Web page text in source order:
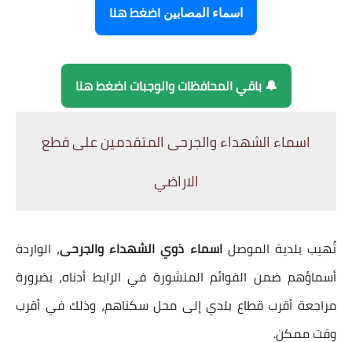
اسماء المصابين اضغط هنا
🔔 باقي المحافظات والوجبات اضغط هنا
اسماء الشهداء والجرحى المتقدمين على قطع
الاراضي
تُهيب بلدية الموصلاسماء ذوي الشهداء والجرحى، الواردة
أسماؤهم ضمن القوائم المنشورة في الرابط أدناه، بضرورة
مراجعة أقرب قطاع بلدي إلى محل سكناهم، وذلك في أقرب
وقت ممكن.